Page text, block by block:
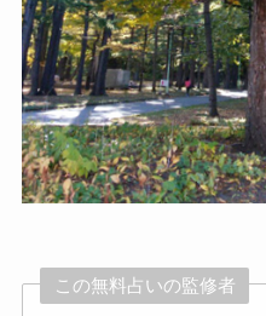
この無料占いの監修者